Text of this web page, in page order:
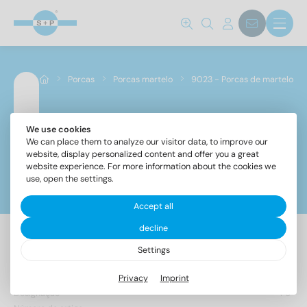
Porcas Porcas martelo 9023 - Porcas de martelo
9023 - Porcas de martelo
Filtros
Norma não.
9023 (1)
Grau de aço
Designação
PU
We use cookies
We can place them to analyze our visitor data, to improve our
website, display personalized content and offer you a great
website experience. For more information about the cookies we
use, open the settings.
Accept all
decline
Settings
Privacy Imprint